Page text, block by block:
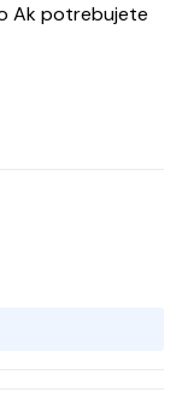
Ak potrebujete